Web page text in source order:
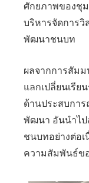
ศักยภาพของชุ
บริหารจัดการวิ
พัฒนาชนบท
ผลจากการสัม
แลกเปลี่ยนเรี
ด้านประสบกา
พัฒนา อันนำไป
ชนบทอย่างต่อเ
ความสัมพันธ์ข